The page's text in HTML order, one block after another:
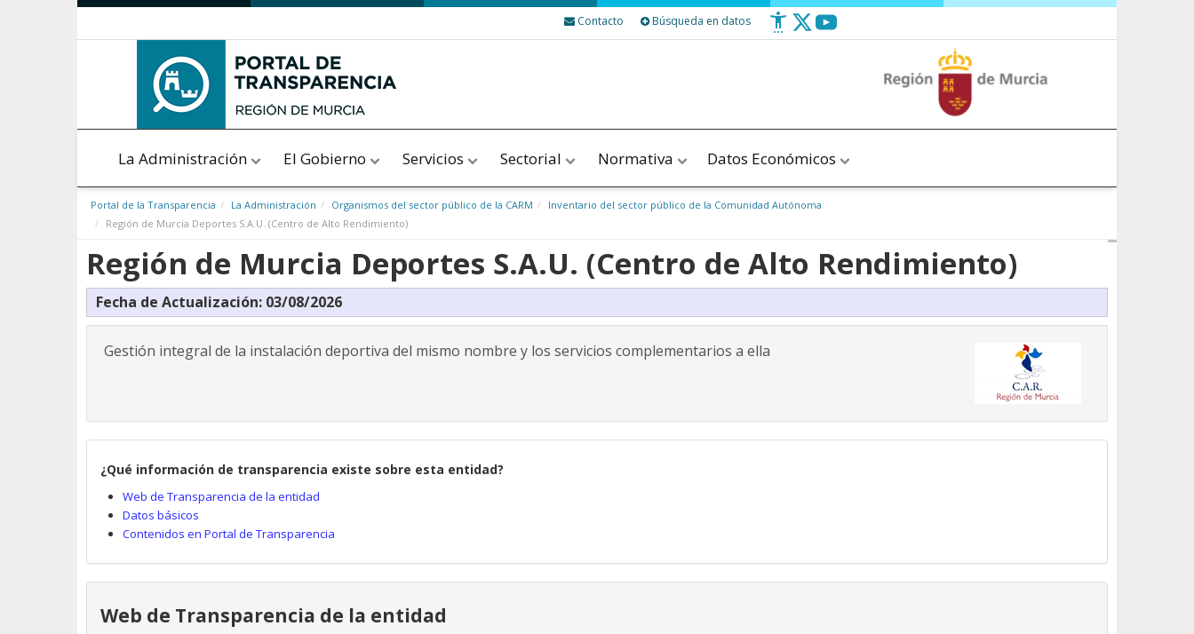
Saltar al contenido
Contacto Búsqueda en datos
La Administración El Gobierno Servicios Sectorial Normativa Datos Económicos
Portal de la Transparencia La Administración Organismos del sector público de la CARM
Inventario del sector público de la Comunidad Autónoma
Región de Murcia Deportes S.A.U. (Centro de Alto Rendimiento)
Región de Murcia Deportes S.A.U. (Centro de Alto Rendimiento)
Fecha de Actualización: 03/08/2026
Gestión integral de la instalación deportiva del mismo nombre y los servicios complementarios a ella
¿Qué información de transparencia existe sobre esta entidad?
Web de Transparencia de la entidad
Datos básicos
Contenidos en Portal de Transparencia
Web de Transparencia de la entidad